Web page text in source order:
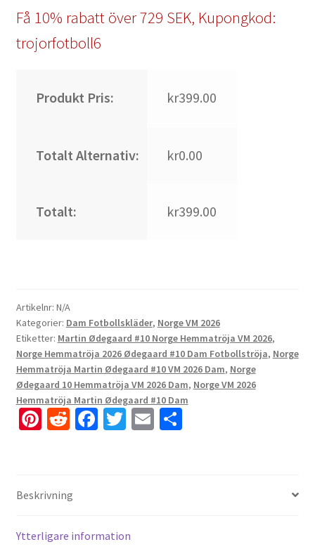
Få 10% rabatt över 729 SEK, Kupongkod:
trojorfotboll6
Produkt Pris: kr399.00
Totalt Alternativ: kr0.00
Totalt: kr399.00
Artikelnr: N/A
Kategorier: Dam Fotbollskläder, Norge VM 2026
Etiketter: Martin Ødegaard #10 Norge Hemmatröja VM 2026,
Norge Hemmatröja 2026 Ødegaard #10 Dam Fotbollströja, Norge
Hemmatröja Martin Ødegaard #10 VM 2026 Dam, Norge
Ødegaard 10 Hemmatröja VM 2026 Dam, Norge VM 2026
Hemmatröja Martin Ødegaard #10 Dam
Pi
es
R
di
t
Fa
k
T E D
Beskrivning
Ytterligare information